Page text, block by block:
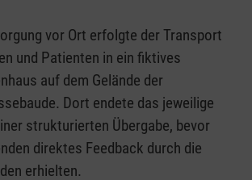
vor Ort erfolgte der Transport
und Patienten in ein fiktives
auf dem Gelände der
Dort endete das jeweilige
strukturierten Übergabe, bevor
direktes Feedback durch die
erhielten.